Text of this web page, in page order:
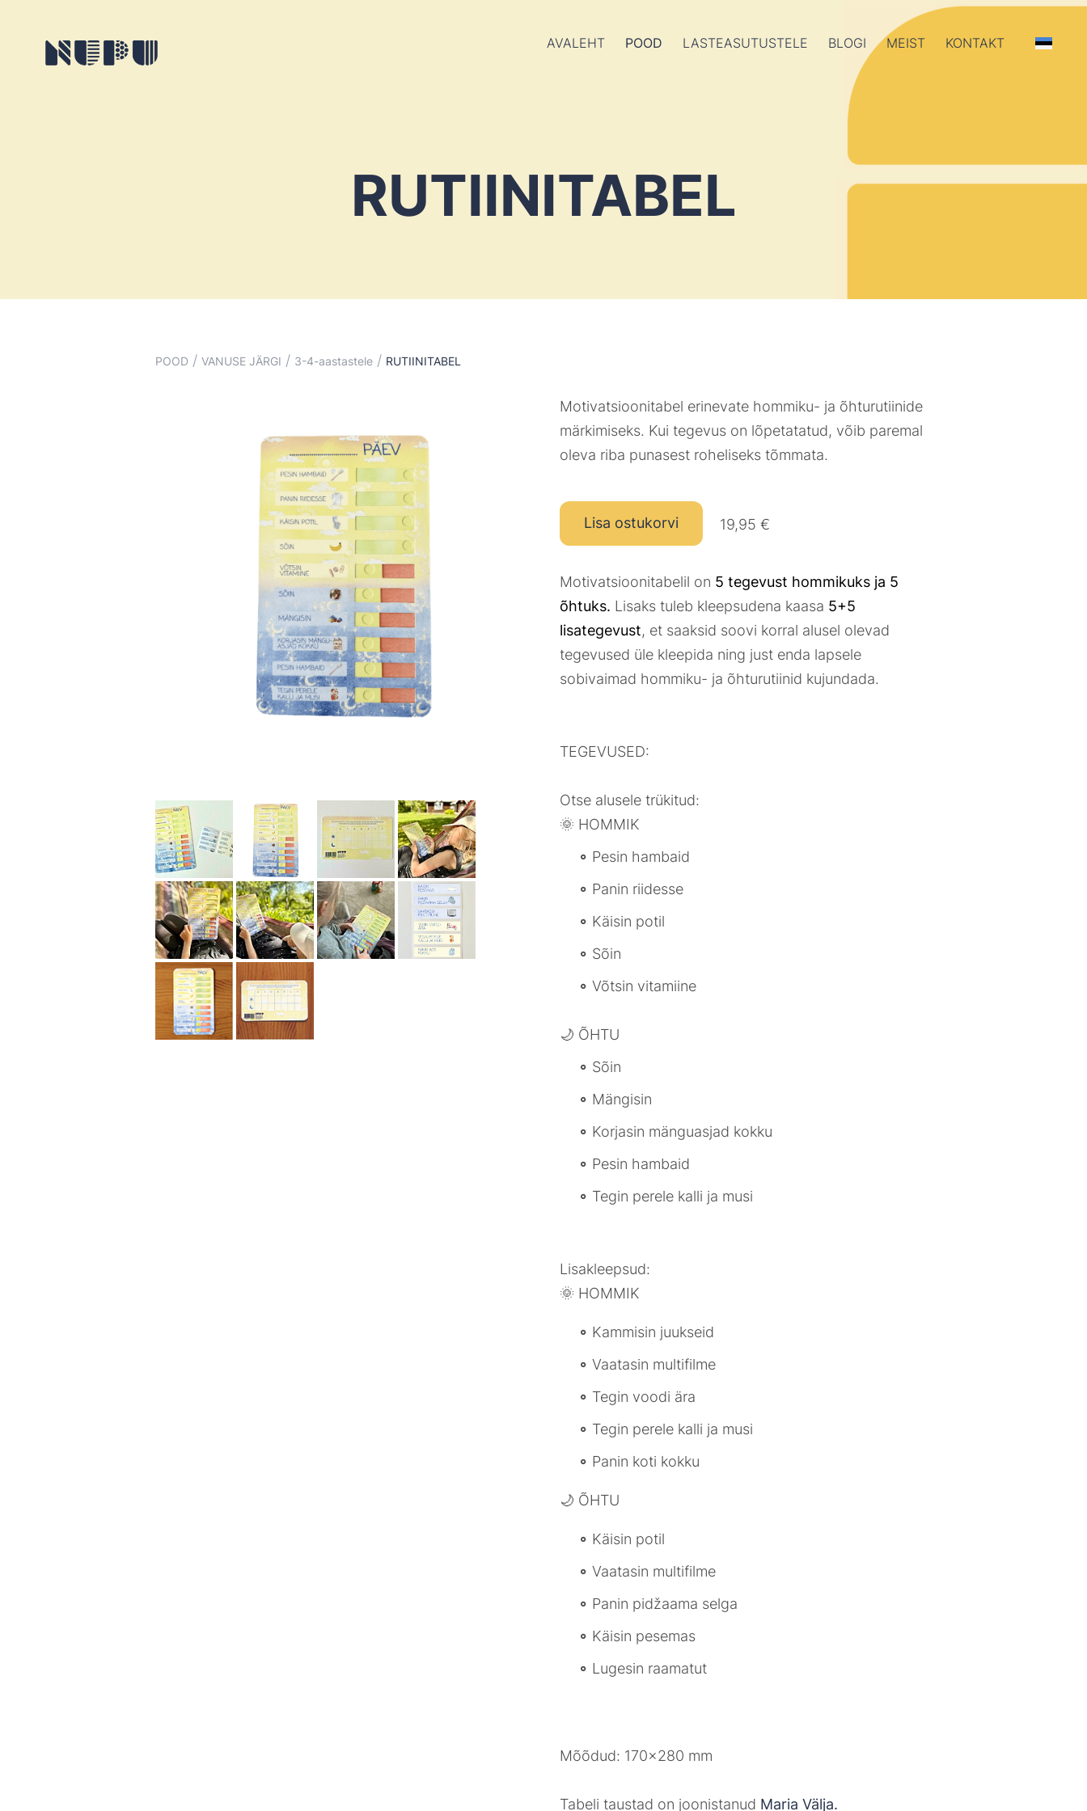
AVALEHT POOD LASTEASUTUSTELE BLOGI MEIST KONTAKT
RUTIINITABEL
POOD / VANUSE JÄRGI / 3-4-aastastele / RUTIINITABEL
Motivatsioonitabel erinevate hommiku- ja õhturutiinide
märkimiseks. Kui tegevus on lõpetatatud, võib paremal
oleva riba punasest roheliseks tõmmata.
Lisa ostukorvi 19,95 €
Motivatsioonitabelil on 5 tegevust hommikuks ja 5
õhtuks. Lisaks tuleb kleepsudena kaasa 5+5
lisategevust, et saaksid soovi korral alusel olevad
tegevused üle kleepida ning just enda lapsele
sobivaimad hommiku- ja õhturutiinid kujundada.
TEGEVUSED:
Otse alusele trükitud:
🌞 HOMMIK
Pesin hambaid
Panin riidesse
Käisin potil
Sõin
Võtsin vitamiine
🌙 ÕHTU
Sõin
Mängisin
Korjasin mänguasjad kokku
Pesin hambaid
Tegin perele kalli ja musi
Lisakleepsud:
🌞 HOMMIK
Kammisin juukseid
Vaatasin multifilme
Tegin voodi ära
Tegin perele kalli ja musi
Panin koti kokku
🌙 ÕHTU
Käisin potil
Vaatasin multifilme
Panin pidžaama selga
Käisin pesemas
Lugesin raamatut
Mõõdud: 170x280 mm
Tabeli taustad on joonistanud Maria Välja.